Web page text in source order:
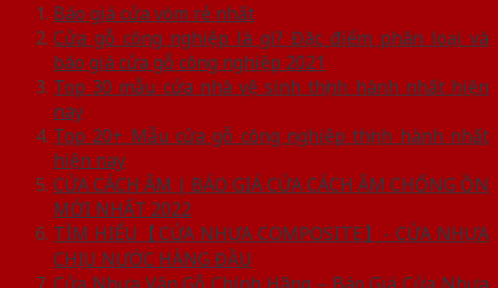
Báo giá cửa vòm rẻ nhất
Cửa gỗ công nghiệp là gì? Đặc điểm phân loại và
báo giá cửa gỗ công nghiệp 2021
Top 30 mẫu cửa nhà vệ sinh thịnh hành nhất hiện
nay
Top 20+ Mẫu cửa gỗ công nghiệp thịnh hành nhất
hiện nay
CỬA CÁCH ÂM | BÁO GIÁ CỬA CÁCH ÂM CHỐNG ỒN
MỚI NHẤT 2022
TÌM HIỂU【CỬA NHỰA COMPOSITE】- CỬA NHỰA
CHỊU NƯỚC HÀNG ĐẦU